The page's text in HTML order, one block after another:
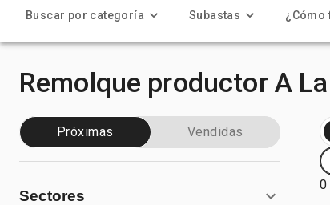
Buscar por categoría Subastas ¿Cómo
Remolque productor A
Próximas Vendidas
Sectores
0